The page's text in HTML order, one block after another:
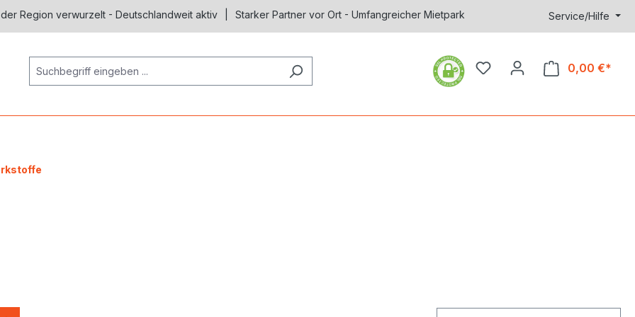
Region verwurzelt - Deutschlandweit aktiv Starker Partner vor Ort - Umfangreicher Mietpark Service/Hilfe
0,00 €*